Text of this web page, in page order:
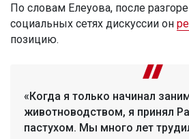
По словам Елеуова, после
социальных сетях дискуссии он
позицию.
«Когда я только начинал
животноводством, я принял
пастухом. Мы много лет